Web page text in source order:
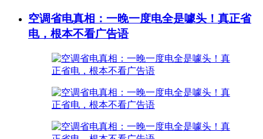
空调省电真相：一晚一度电全是噱头！真正省
电，根本不看广告语